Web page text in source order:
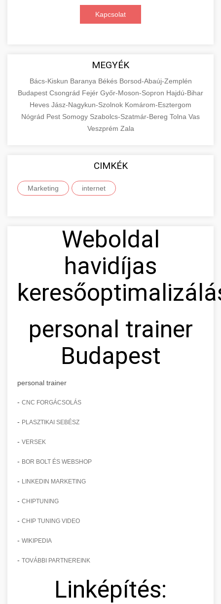
Kapcsolat
MEGYÉK
Bács-Kiskun Baranya Békés Borsod-Abaúj-Zemplén
Budapest Csongrád Fejér Győr-Moson-Sopron Hajdú-Bihar
Heves Jász-Nagykun-Szolnok Komárom-Esztergom
Nógrád Pest Somogy Szabolcs-Szatmár-Bereg Tolna Vas
Veszprém Zala
CIMKÉK
Marketing internet
Weboldal
havidíjas
personal trainer
Budapest
personal trainer
- CNC FORGÁCSOLÁS
- PLASZTIKAI SEBÉSZ
- VERSEK
- BOR BOLT ÉS WEBSHOP
- LINKEDIN MARKETING
- CHIPTUNING
- CHIP TUNING VIDEO
- WIKIPEDIA
- TOVÁBBI PARTNEREINK
Linképítés: